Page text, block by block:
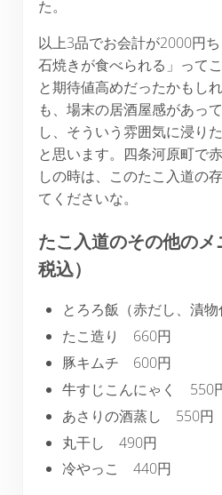
た。
以上3品でお会計が2000円
石焼きが食べられる」って
と期待値高めだったかもし
も、場末の居酒屋感があっ
し、そういう雰囲気に浸り
と思います。四条河原町で
しの時は、このたこ入道の
てくださいな。
たこ入道のその他の
税込）
とろろ飯（赤だし、漬
たこ造り 660円
豚キムチ 600円
牛すじこんにゃく 550
あさりの酒蒸し 550円
丸干し 490円
冷やっこ 440円